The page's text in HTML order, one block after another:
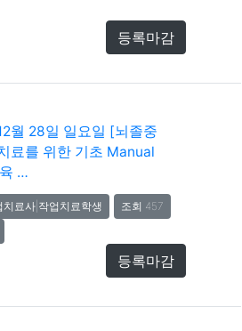
등록마감
월 28일 일요일 [뇌졸중
료를 위한 기초 Manual
…
치료사|작업치료학생
조회 457
등록마감